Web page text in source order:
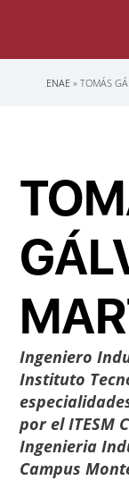
Sobrescribir
ENAE TOMÁS
Ingeniero
Instituto
por el ITESM
Ingenieria
Campus